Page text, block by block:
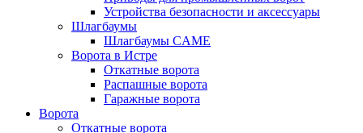
Устройства безопасности и аксессуары
Шлагбаумы
Шлагбаумы CAME
Ворота в Истре
Откатные ворота
Распашные ворота
Гаражные ворота
Ворота
Откатные ворота